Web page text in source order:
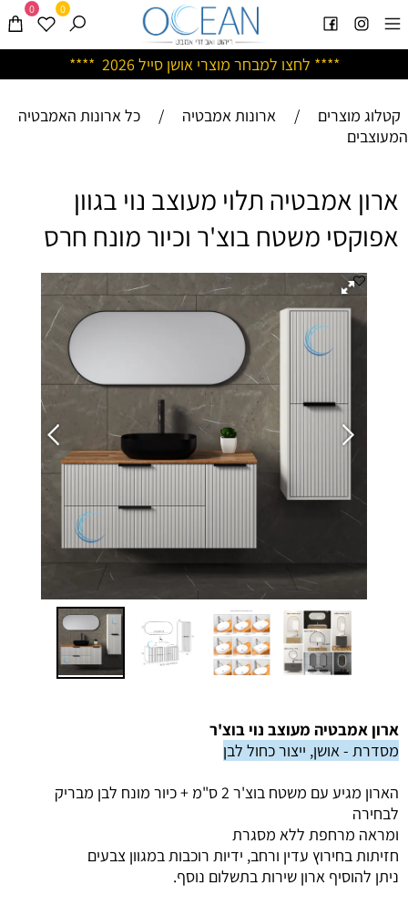
**** לחצו למבחר מוצרי אושן סייל 2026 ****
0 0
קטלוג מוצרים / ארונות אמבטיה /
כל ארונות האמבטיה
המעוצבים
ארון אמבטיה תלוי מעוצב נוי בגוון
אפוקסי משטח בוצ'ר וכיור מונח חרס
ארון אמבטיה מעוצב נוי בוצ'ר
מסדרת - אושן, ייצור כחול לבן
הארון מגיע עם משטח בוצ'ר 2 ס"מ + כיור מונח לבן מבריק
לבחירה
ומראה מרחפת ללא מסגרת
חזיתות בחירוץ עדין ורחב, ידיות רוכבות במגוון צבעים
ניתן להוסיף ארון שירות בתשלום נוסף.